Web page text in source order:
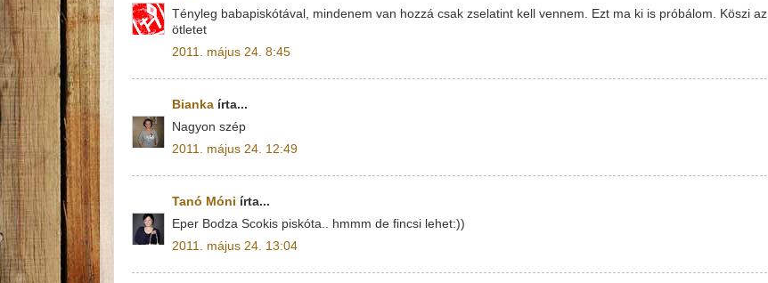
Tényleg babapiskótával, mindenem van hozzá csak zselatint kell vennem. Ezt ma ki is próbálom. Köszi az
ötletet
2011. május 24. 8:45
Bianka írta...
Nagyon szép
2011. május 24. 12:49
Tanó Móni írta...
Eper Bodza Scokis piskóta.. hmmm de fincsi lehet:))
2011. május 24. 13:04